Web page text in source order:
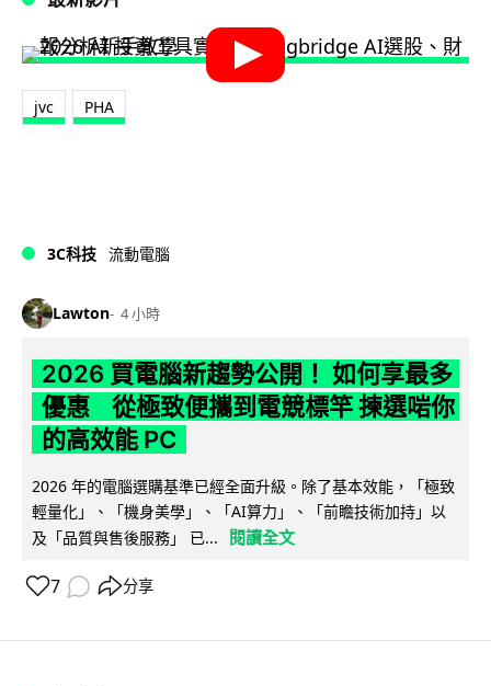
jvc PHA
3C科技 流動電腦
Lawton 4 小時
2026 買電腦新趨勢公開！ 如何享最多
優惠 從極致便攜到電競標竿 揀選啱你
的高效能 PC
2026 年的電腦選購基準已經全面升級。除了基本效能，「極致
輕量化」、「機身美學」、「AI算力」、「前瞻技術加持」以
及「品質與售後服務」 已...
閱讀全文
7 分享